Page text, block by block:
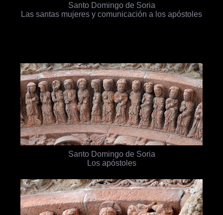
Santo Domingo de Soria
Las santas mujeres y comunicación a los apóstoles
Santo Domingo de Soria
Los apóstoles